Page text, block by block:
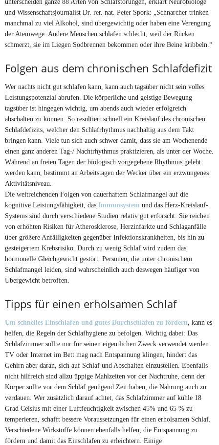
und Wissenschaftsjournalist Dr. rer. nat. Peter Spork: „Schnarcher trinken
manchmal zu viel Alkohol, sind übergewichtig oder haben eine Verengung
der Atemwege. Andere Menschen schlafen schlecht, weil der Rücken
schmerzt, sie im Liegen Sodbrennen bekommen oder ihre Beine kribbeln.“
Folgen aus dem chronischen Schlafdefizit
Wer nachts nicht gut schlafen kann, kann auch tagsüber nicht sein volles
Leistungspotenzial abrufen. Die körperliche und geistige Bewegung
tagsüber ist hingegen wichtig, um abends auch wieder erfolgreich
abschalten zu können. So resultiert schnell ein Kreislauf des chronischen
Schlafdefizits, welcher den Schlafrhythmus nachhaltig aus dem Takt
bringen kann. Viele tun sich auch schwer damit, dass sie am Wochenende
einen ganz anderen Tag-/ Nachtrhythmus praktizieren, als unter der Woche.
Während an freien Tagen der biologisch vorgegebene Rhythmus gelebt
werden kann, bestimmt an Arbeitstagen der Wecker über ein erzwungenes
Aktivitätsniveau.
Die weitreichenden Folgen von dauerhaftem Schlafmangel auf die
kognitive Leistungsfähigkeit, das Immunsystem und das Herz-Kreislauf-
Systems sind durch verschiedene Studien relativ gut erforscht: Sie reichen
von erhöhten Risiken für Atherosklerose, Herzinfarkte und Schlaganfälle
über größere Anfälligkeiten gegenüber Infektionskrankheiten, bis hin zu
gesteigertem Krebsrisiko. Durch zu wenig Schlaf wird zudem das
hormonelle Gleichgewicht gestört. Personen, die unter chronischem
Schlafmangel leiden, sind wahrscheinlich auch deswegen häufiger von
Übergewicht betroffen.
Tipps für einen erholsamen Schlaf
Um schnelles Einschlafen und gutes Durchschlafen zu fördern , kann es
helfen, die Regeln der Schlafhygiene zu befolgen. Wichtig dabei: Das
Schlafzimmer sollte nur für seinen eigentlichen Zweck verwendet werden.
TV oder Internet im Bett mag nach Entspannung klingen, hindert das
Gehirn aber daran, sich auf Schlaf und Abschalten einzustellen. Ebenfalls
nicht hilfreich sind allzu üppige Mahlzeiten vor der Nachtruhe, denn der
Körper sollte vor dem Schlaf genügend Zeit haben, die Nahrung auch zu
verdauen. Wer zusätzlich darauf achtet, das Schlafzimmer auf kühle 18
Grad Celsius mit einer Luftfeuchtigkeit zwischen 45% und 65 % zu
temperieren, schafft bessere Voraussetzungen für einen erholsamen Schlaf.
Verschiedene Wirkstoffe können ebenfalls helfen, die Entspannung zu
fördern und damit das Einschlafen zu erleichtern. Einige